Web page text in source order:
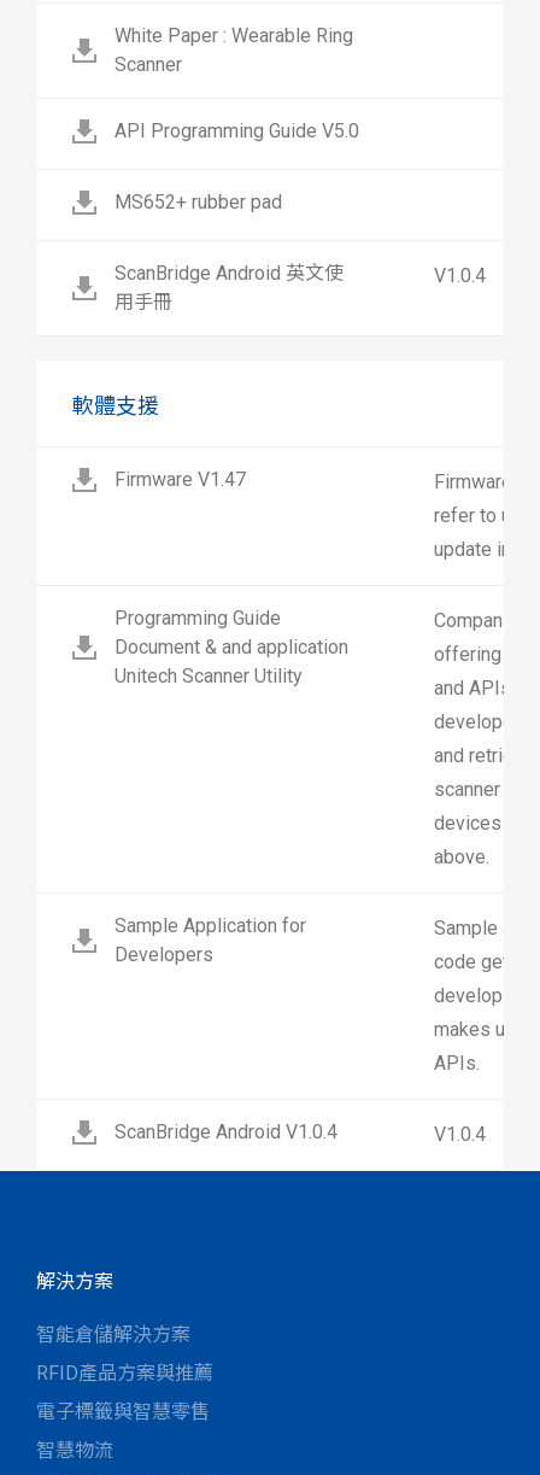
White Paper : Wearable Ring
Scanner
API Programming Guide V5.0
MS652+ rubber pad
ScanBridge Android 英文使
用手冊
V1.0.4
軟體支援
Firmware V1.47
Firmware
refer to
update
Programming Guide
Document & and application
Unitech Scanner Utility
Companion
offering
and APIs
developers
and
scanner
devices
above.
Sample Application for
Developers
Sample
code
developing
makes use
APIs.
ScanBridge Android V1.0.4 V1.0.4
解決方案
智能倉儲解決方案
RFID產品方案與推薦
電子標籤與智慧零售
智慧物流